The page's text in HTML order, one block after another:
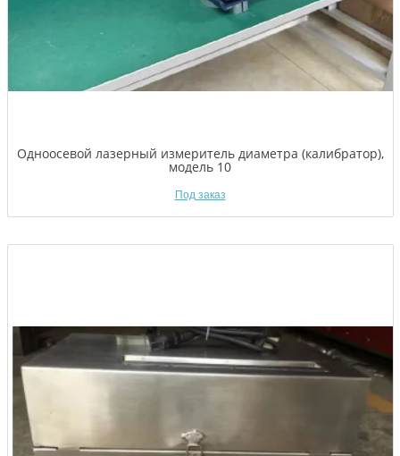
Одноосевой лазерный измеритель диаметра (калибратор),
модель 10
Под заказ